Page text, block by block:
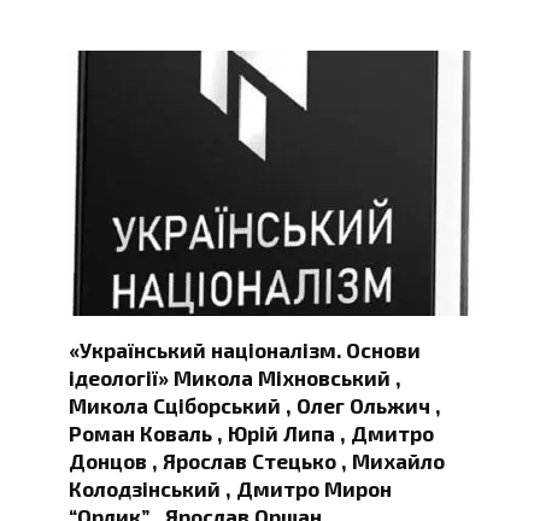
«Український націоналізм. Основи
ідеології» Микола Міхновський ,
Микола Сціборський , Олег Ольжич ,
Роман Коваль , Юрій Липа , Дмитро
Донцов , Ярослав Стецько , Михайло
Колодзінський , Дмитро Мирон
“Орлик” , Ярослав Оршан